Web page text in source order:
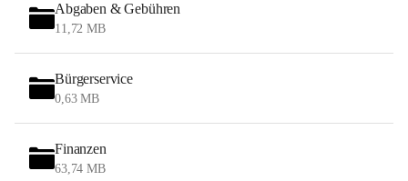
Abgaben & Gebühren
11,72 MB
Bürgerservice
0,63 MB
Finanzen
63,74 MB